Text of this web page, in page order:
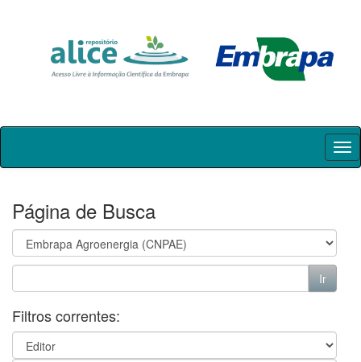
Skip
Página de Busca
Filtros correntes: